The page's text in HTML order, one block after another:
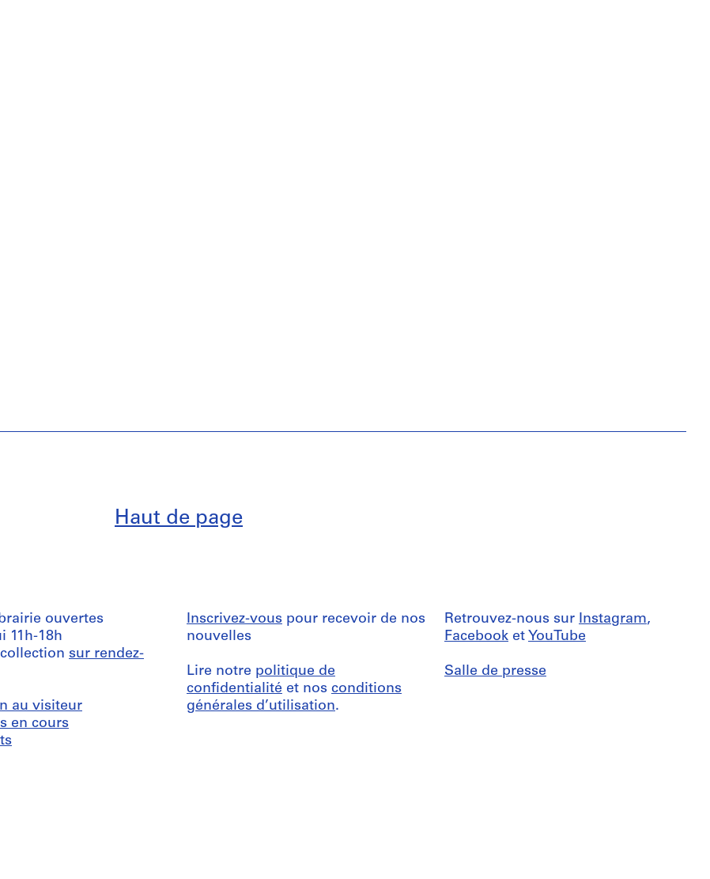
Haut de page
ouvertes
11h-18h
sur rendez-
au visiteur
en cours
Inscrivez-vous pour recevoir de nos
nouvelles
Lire notre politique de
confidentialité et nos conditions
générales d’utilisation.
Retrouvez-nous sur Instagram,
Facebook et YouTube
Salle de presse